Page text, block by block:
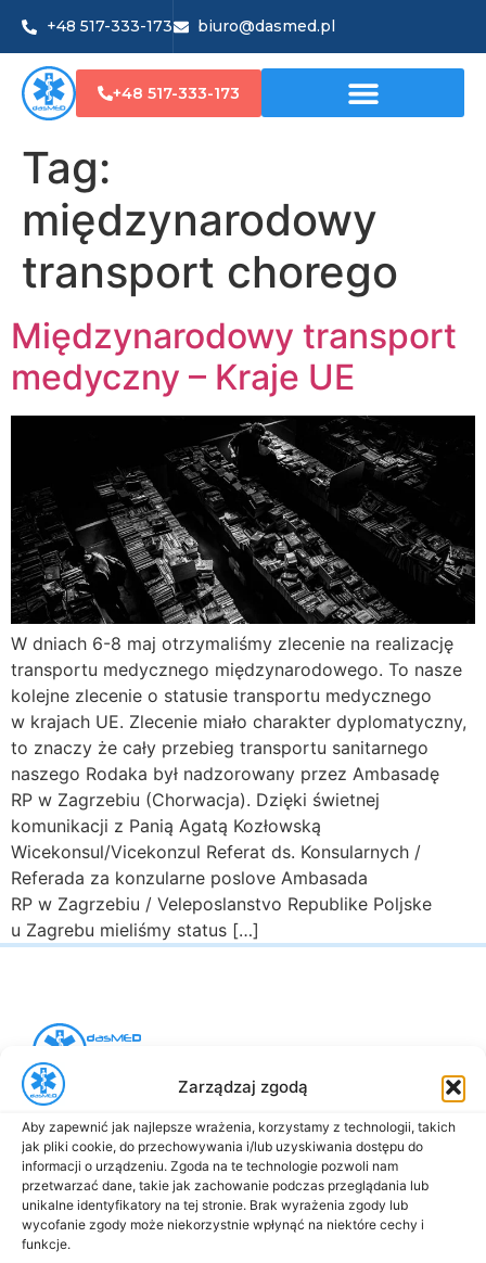
Zarządzaj zgodą
Aby zapewnić jak najlepsze wrażenia, korzystamy z technologii, takich
jak pliki cookie, do przechowywania i/lub uzyskiwania dostępu do
informacji o urządzeniu. Zgoda na te technologie pozwoli nam
przetwarzać dane, takie jak zachowanie podczas przeglądania lub
unikalne identyfikatory na tej stronie. Brak wyrażenia zgody lub
wycofanie zgody może niekorzystnie wpłynąć na niektóre cechy i
funkcje.
+48 517-333-173 biuro@dasmed.pl
+48 517-333-173
Tag:
międzynarodowy
transport chorego
Międzynarodowy transport
medyczny – Kraje UE
W dniach 6-8 maj otrzymaliśmy zlecenie na realizację
transportu medycznego międzynarodowego. To nasze
kolejne zlecenie o statusie transportu medycznego
w krajach UE. Zlecenie miało charakter dyplomatyczny,
to znaczy że cały przebieg transportu sanitarnego
naszego Rodaka był nadzorowany przez Ambasadę
RP w Zagrzebiu (Chorwacja). Dzięki świetnej
komunikacji z Panią Agatą Kozłowską
Wicekonsul/Vicekonzul Referat ds. Konsularnych /
Referada za konzularne poslove Ambasada
RP w Zagrzebiu / Veleposlanstvo Republike Poljske
u Zagrebu mieliśmy status […]
al. Marsz. Józefa Piłsudskiego 143
+48 517-333-173
biuro@dasmed.pl
Menu
Start